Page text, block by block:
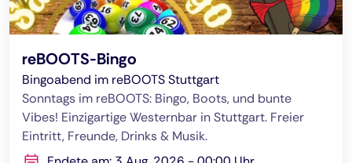
reBOOTS-Bingo
Bingoabend im reBOOTS Stuttgart
Sonntags im reBOOTS: Bingo, Boots, und bunte
Vibes! Einzigartige Westernbar in Stuttgart. Freier
Eintritt, Freunde, Drinks & Musik.